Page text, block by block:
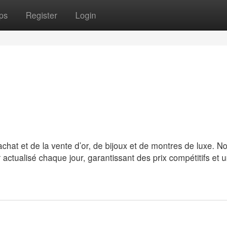
Register Login
et de la vente d’or, de bijoux et de montres de luxe.
chaque jour, garantissant des prix compétitifs et